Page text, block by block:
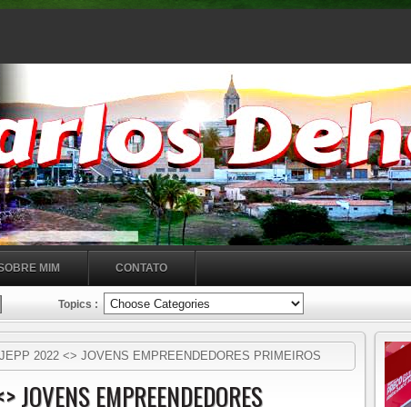
MIM CONTATO
Topics :
2022 <> JOVENS EMPREENDEDORES PRIMEIROS
JOVENS EMPREENDEDORES